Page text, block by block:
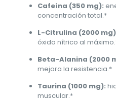
Cafeína (350 mg):
concentración total.*
L-Citrulina (2000
óxido nítrico al
Beta-Alanina (2000
mejora la resistencia.*
Taurina (1000 mg):
muscular.*